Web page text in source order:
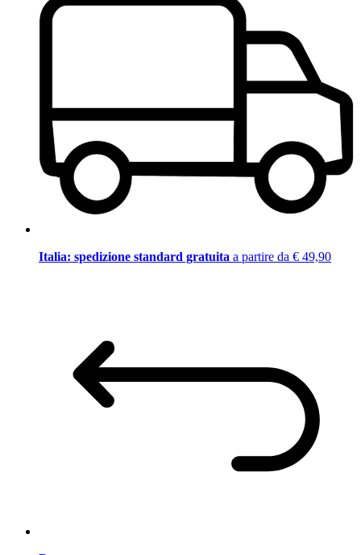
Italia: spedizione standard gratuita a partire da € 49,90